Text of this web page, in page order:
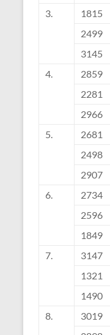
3.
1815
2499
3145
4.
2859
2281
2966
5.
2681
2498
2907
6.
2734
2596
1849
7.
3147
1321
1490
8.
3019